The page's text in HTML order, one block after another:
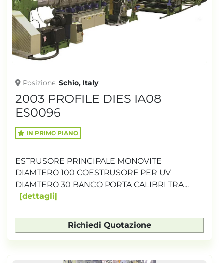
TONNELLAGGIO
Posizione Schio, Italy
2003 PROFILE DIES IA08
ES0096
IN PRIMO PIANO
ESTRUSORE PRINCIPALE MONOVITE
DIAMTERO 100 COESTRUSORE PER UV
DIAMTERO 30 BANCO PORTA CALIBRI TRA...
dettagli
Richiedi Quotazione